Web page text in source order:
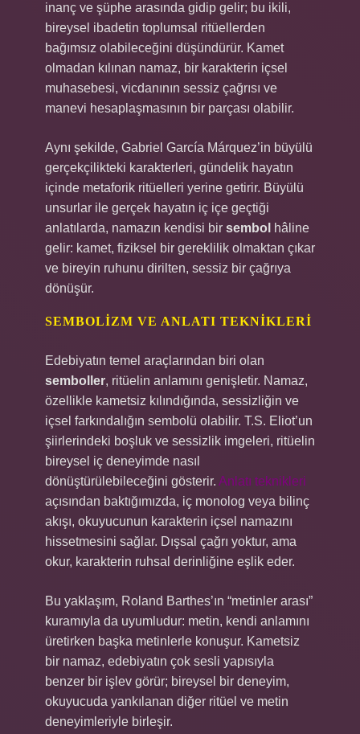
inanç ve şüphe arasında gidip gelir; bu ikili,
bireysel ibadetin toplumsal ritüellerden
bağımsız olabileceğini düşündürür. Kamet
olmadan kılınan namaz, bir karakterin içsel
muhasebesi, vicdanının sessiz çağrısı ve
manevi hesaplaşmasının bir parçası olabilir.
Aynı şekilde, Gabriel García Márquez’in büyülü
gerçekçilikteki karakterleri, gündelik hayatın
içinde metaforik ritüelleri yerine getirir. Büyülü
unsurlar ile gerçek hayatın iç içe geçtiği
anlatılarda, namazın kendisi bir sembol hâline
gelir: kamet, fiziksel bir gereklilik olmaktan çıkar
ve bireyin ruhunu dirilten, sessiz bir çağrıya
dönüşür.
SEMBOLIZM VE ANLATI TEKNIKLERI
Edebiyatın temel araçlarından biri olan
semboller, ritüelin anlamını genişletir. Namaz,
özellikle kametsiz kılındığında, sessizliğin ve
içsel farkındalığın sembolü olabilir. T.S. Eliot’un
şiirlerindeki boşluk ve sessizlik imgeleri, ritüelin
bireysel iç deneyimde nasıl
dönüştürülebileceğini gösterir. Anlatı teknikleri
açısından baktığımızda, iç monolog veya bilinç
akışı, okuyucunun karakterin içsel namazını
hissetmesini sağlar. Dışsal çağrı yoktur, ama
okur, karakterin ruhsal derinliğine eşlik eder.
Bu yaklaşım, Roland Barthes’ın “metinler arası”
kuramıyla da uyumludur: metin, kendi anlamını
üretirken başka metinlerle konuşur. Kametsiz
bir namaz, edebiyatın çok sesli yapısıyla
benzer bir işlev görür; bireysel bir deneyim,
okuyucuda yankılanan diğer ritüel ve metin
deneyimleriyle birleşir.